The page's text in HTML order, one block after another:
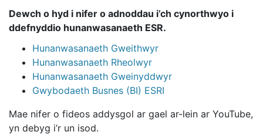
Dewch o hyd i nifer o adnoddau i’ch cynorthwyo i
ddefnyddio hunanwasanaeth ESR.
Hunanwasanaeth Gweithwyr
Hunanwasanaeth Rheolwyr
Hunanwasanaeth Gweinyddwyr
Gwybodaeth Busnes (BI) ESRI
Mae nifer o fideos addysgol ar gael ar-lein ar YouTube,
yn debyg i’r un isod.